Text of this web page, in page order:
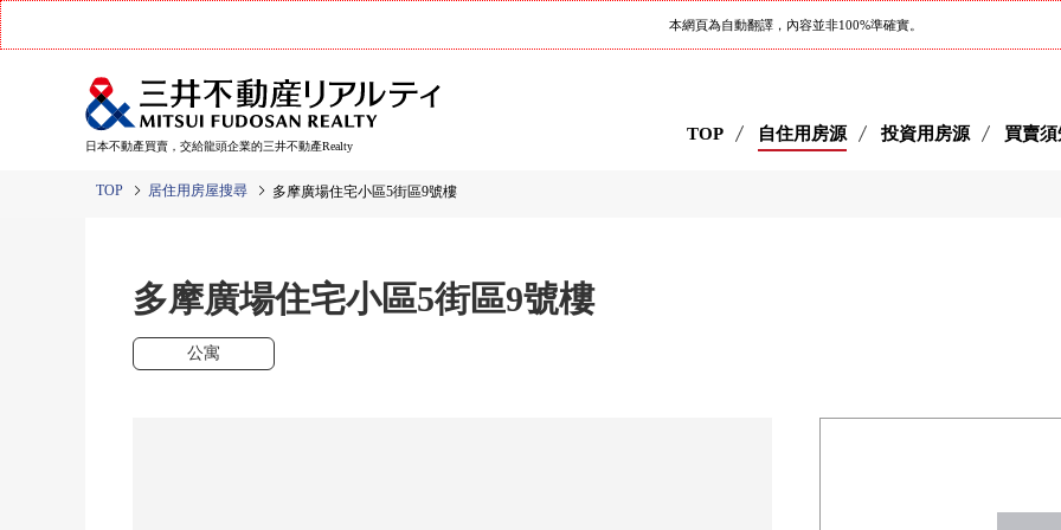
本網頁為自動翻譯，內容並非100%準確實。
日本不動產買賣，交給龍頭企業的三井不動產Realty
TOP 自住用房源 投資用房源 買賣須
TOP 居住用房屋搜尋 多摩廣場住宅小區5街區9號樓
多摩廣場住宅小區5街區9號樓
公寓